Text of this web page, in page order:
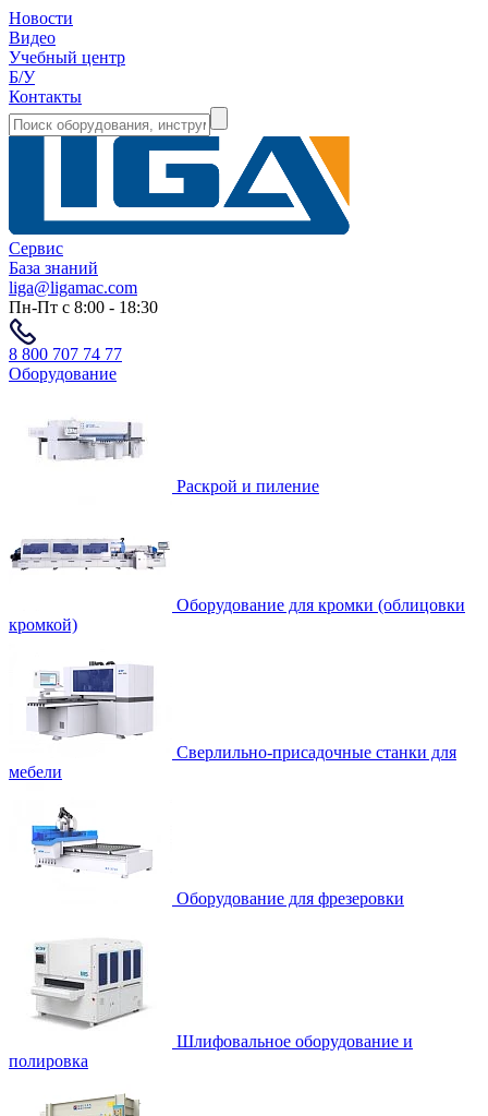
Новости
Видео
Учебный центр
Б/У
Контакты
Сервис
База знаний
liga@ligamac.com
Пн-Пт с 8:00 - 18:30
8 800 707 74 77
Оборудование
Раскрой и пиление
Оборудование для кромки (облицовки
кромкой)
Сверлильно-присадочные станки для
мебели
Оборудование для фрезеровки
Шлифовальное оборудование и
полировка